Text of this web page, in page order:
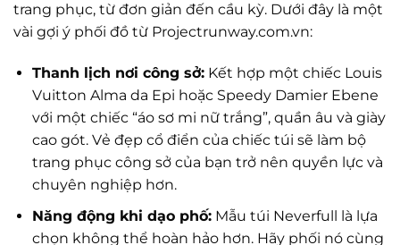
trang phục, từ đơn giản đến cầu kỳ. Dưới đây là một
vài gợi ý phối đồ từ Projectrunway.com.vn:
Thanh lịch nơi công sở:Kết hợp một chiếc Louis
Vuitton Alma da Epi hoặc Speedy Damier Ebene
với một chiếc “áo sơ mi nữ trắng”, quần âu và giày
cao gót. Vẻ đẹp cổ điển của chiếc túi sẽ làm bộ
trang phục công sở của bạn trở nên quyền lực và
chuyên nghiệp hơn.
Năng động khi dạo phố:Mẫu túi Neverfull là lựa
chọn không thể hoàn hảo hơn. Hãy phối nó cùng